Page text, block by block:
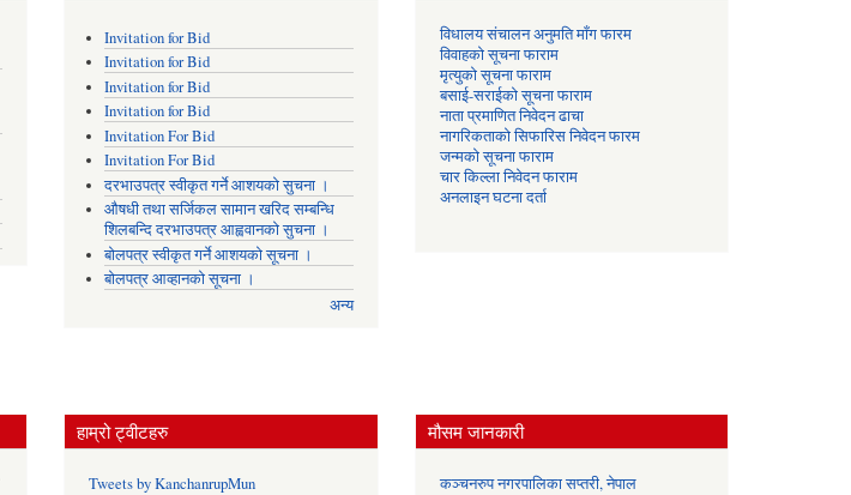
Invitation for Bid
Invitation for Bid
Invitation for Bid
Invitation for Bid
Invitation For Bid
Invitation For Bid
दरभाउपत्र स्वीकृत गर्ने आशयको सुचना ।
औषधी तथा सर्जिकल सामान खरिद सम्बन्धि
शिलबन्दि दरभाउपत्र आह्ववानको सुचना ।
बोलपत्र स्वीकृत गर्ने आशयको सूचना ।
बोलपत्र आव्हानको सूचना ।
अन्य
विधालय संचालन अनुमति माँग फारम
विवाहको सूचना फाराम
मृत्युको सूचना फाराम
बसाई-सराईको सूचना फाराम
नाता प्रमाणित निवेदन ढाचा
नागरिकताको सिफारिस निवेदन फारम
जन्मको सूचना फाराम
चार किल्ला निवेदन फाराम
अनलाइन घटना दर्ता
हाम्रो ट्वीटहरु
Tweets by KanchanrupMun
मौसम जानकारी
कञ्चनरुप नगरपालिका सप्तरी, नेपाल